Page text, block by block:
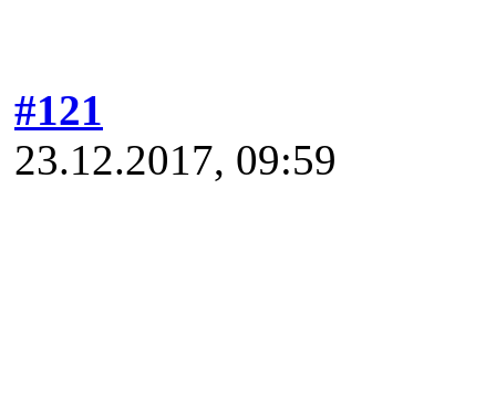
#121
23.12.2017, 09:59